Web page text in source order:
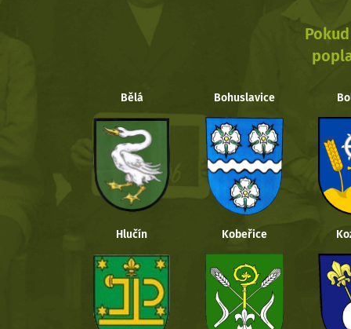
Bělá Bohuslavice
Hlučín Kobeřice